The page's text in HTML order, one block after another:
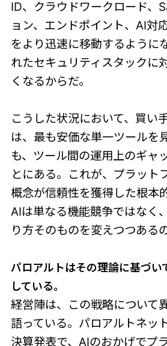
ID、クラウドワークロード、
ョン、エンドポイント、AI対
をより迅速に移動するように
れたセキュリティスタックに
くなるからだ。
こうした状況において、買い
は、最も安価な単一ツールを
も、ツール間の運用上のギャ
とにある。これが、プラット
概念が信頼性を獲得した根本
AIは単なる機能競争ではなく
り方そのものを変えつつあるの
パロアルトはその理論に基づい
している。
経営陣は、この戦略について
語っている。パロアルトネッ
決算発表で、AIのおかげでプ